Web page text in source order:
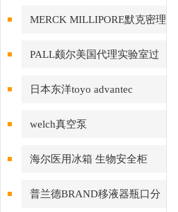
MERCK MILLIPORE默克密理
PALL颇尔美国代理实验室过
滤产品
日本东洋toyo advantec
welch真空泵
海尔医用冰箱 生物安全柜
普兰德BRAND移液器瓶口分